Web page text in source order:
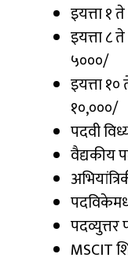
इयत्ता १
इयत्ता ८ ते
५०००/
इयत्ता १०
१०,०००/
पदवी
वैद्यकीय
पदव्युत्तर
MSCIT